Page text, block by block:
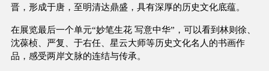
晋，形成于唐，至明清达鼎盛，具有深厚的历史文化底蕴。
在展览最后一个单元“妙笔生花 写意中华”，可以看到林则徐、
沈葆桢、严复、于右任、星云大师等历史文化名人的书画作
品，感受两岸文脉的连结与传承。